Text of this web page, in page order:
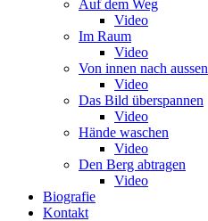
Auf dem Weg
Video
Im Raum
Video
Von innen nach aussen
Video
Das Bild überspannen
Video
Hände waschen
Video
Den Berg abtragen
Video
Biografie
Kontakt